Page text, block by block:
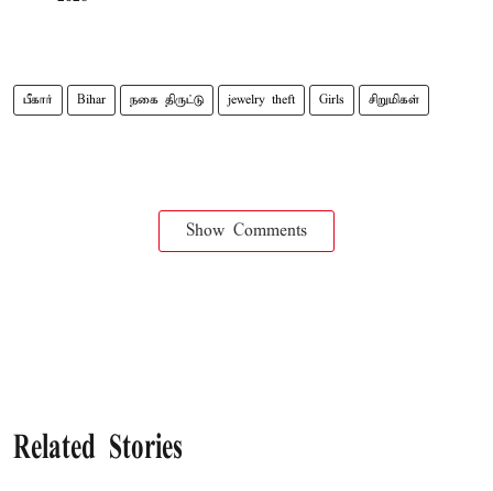
பீகார் Bihar நகை திருட்டு jewelry theft Girls சிறுமிகள்
Show Comments
Related Stories